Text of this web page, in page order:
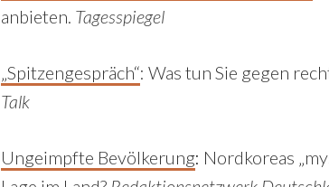
anbieten. Tagesspiegel
„Spitzengespräch“: Was tun Sie gegen
Talk
Ungeimpfte Bevölkerung: Nordkoreas